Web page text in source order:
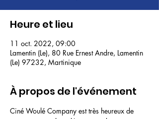
Heure et lieu
11 oct. 2022, 09:00
Lamentin (Le), 80 Rue Ernest Andre, Lamentin
(Le) 97232, Martinique
À propos de l'événement
Ciné Woulé Company est très heureux de